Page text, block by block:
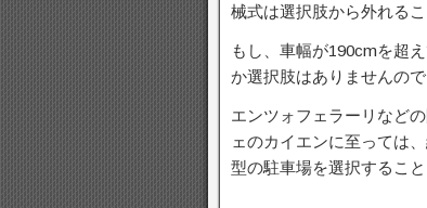
械式は選択肢から外れるこ
もし、車幅が190cmを超
か選択肢はありませんの
エンツォフェラーリなど
ェのカイエンに至っては
型の駐車場を選択すること